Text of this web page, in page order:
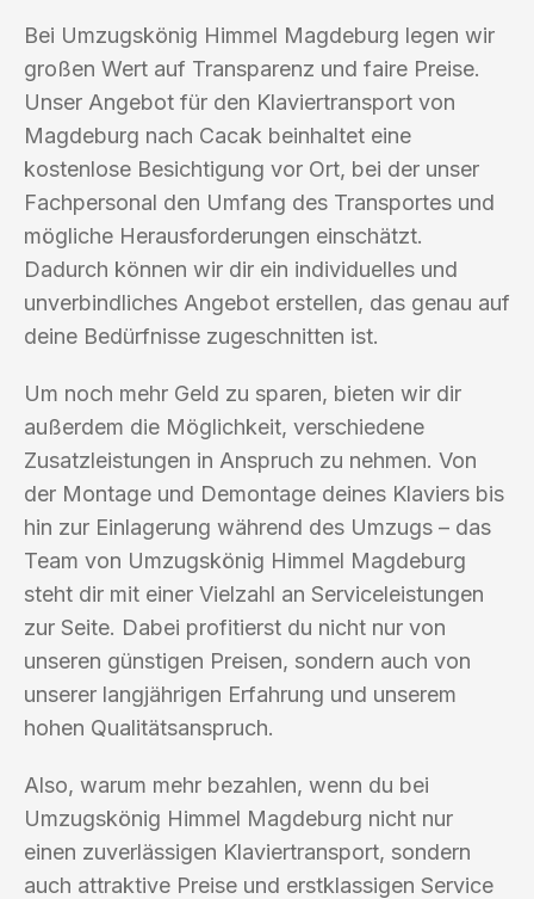
Bei Umzugskönig Himmel Magdeburg legen wir
großen Wert auf Transparenz und faire Preise.
Unser Angebot für den Klaviertransport von
Magdeburg nach Cacak beinhaltet eine
kostenlose Besichtigung vor Ort, bei der unser
Fachpersonal den Umfang des Transportes und
mögliche Herausforderungen einschätzt.
Dadurch können wir dir ein individuelles und
unverbindliches Angebot erstellen, das genau auf
deine Bedürfnisse zugeschnitten ist.
Um noch mehr Geld zu sparen, bieten wir dir
außerdem die Möglichkeit, verschiedene
Zusatzleistungen in Anspruch zu nehmen. Von
der Montage und Demontage deines Klaviers bis
hin zur Einlagerung während des Umzugs – das
Team von Umzugskönig Himmel Magdeburg
steht dir mit einer Vielzahl an Serviceleistungen
zur Seite. Dabei profitierst du nicht nur von
unseren günstigen Preisen, sondern auch von
unserer langjährigen Erfahrung und unserem
hohen Qualitätsanspruch.
Also, warum mehr bezahlen, wenn du bei
Umzugskönig Himmel Magdeburg nicht nur
einen zuverlässigen Klaviertransport, sondern
auch attraktive Preise und erstklassigen Service